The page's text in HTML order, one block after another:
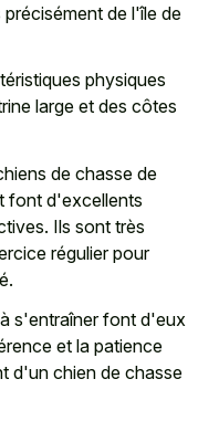
précisément de l'île de
physiques
large et des côtes
de chasse de
font d'excellents
Ils sont très
régulier pour
s'entraîner font d'eux
et la patience
d'un chien de chasse